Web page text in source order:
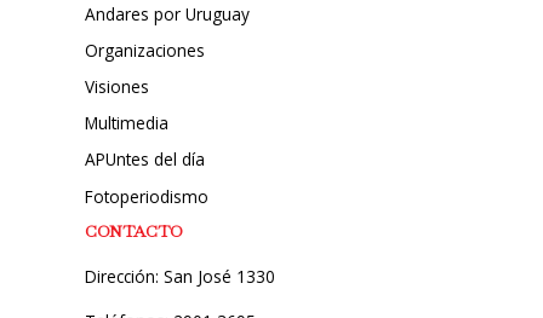
Andares por Uruguay
Organizaciones
Visiones
Multimedia
APUntes del día
Fotoperiodismo
CONTACTO
Dirección: San José 1330